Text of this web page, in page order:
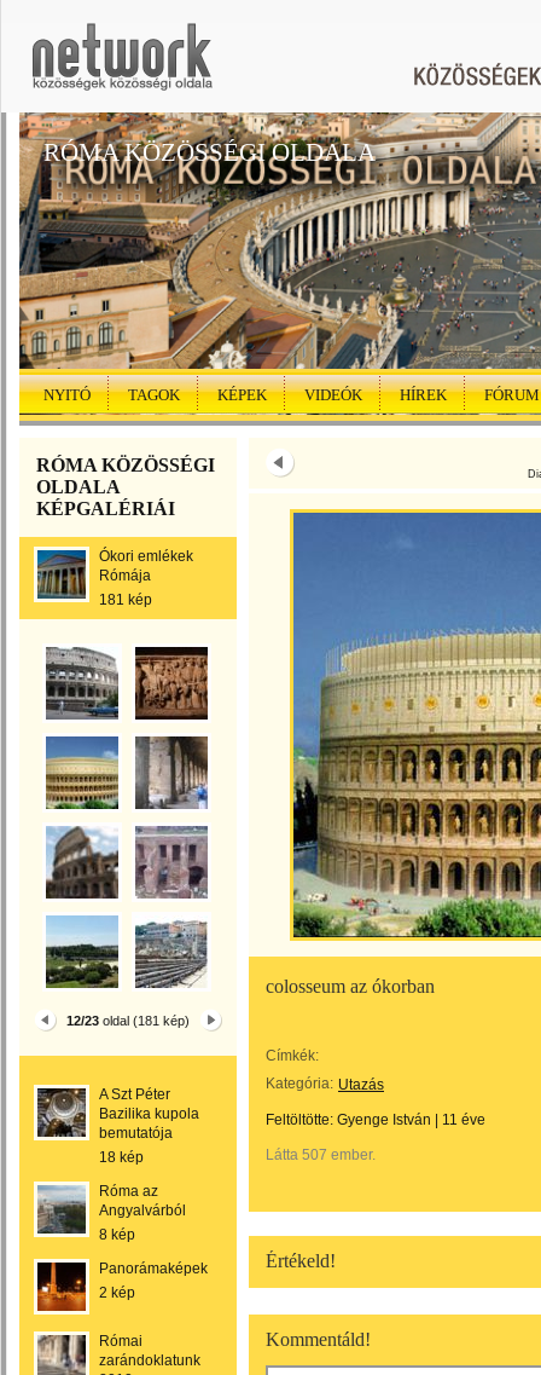
RÓMA KÖZÖSSÉGI OLDALA
NYITÓ TAGOK KÉPEK VIDEÓK HÍREK FÓRUM
RÓMA KÖZÖSSÉGI
OLDALA
KÉPGALÉRIÁI
Ókori emlékek
Rómája
181 kép
12/23 oldal (181 kép)
A Szt Péter
Bazilika kupola
bemutatója
18 kép
Róma az
Angyalvárból
8 kép
Panorámaképek
2 kép
Római
zarándoklatunk
colosseum az ókorban
Címkék:
Kategória: Utazás
Feltöltötte: Gyenge István 11 éve
Látta 507 ember.
Értékeld!
Kommentáld!